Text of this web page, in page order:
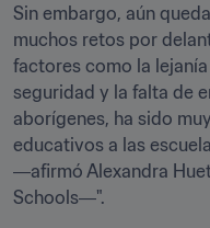
Sin embargo, aún
muchos retos por
factores como la
seguridad y la falta de
aborígenes, ha sido
educativos a las
―afirmó Alexandra
Schools―".